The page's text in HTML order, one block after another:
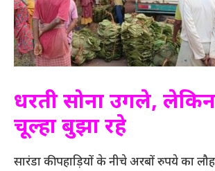
धरती सोना उगले,
चूल्हा बुझा रहे
सारंडा की पहाड़ियों के नीचे अरबों रुपये का